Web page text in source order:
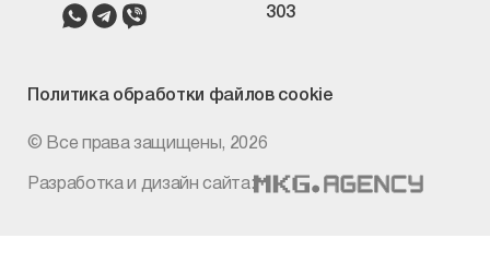
303
© Все права защищены, 2026
Политикаобработки файлов cookie
Разработка и дизайн сайта: